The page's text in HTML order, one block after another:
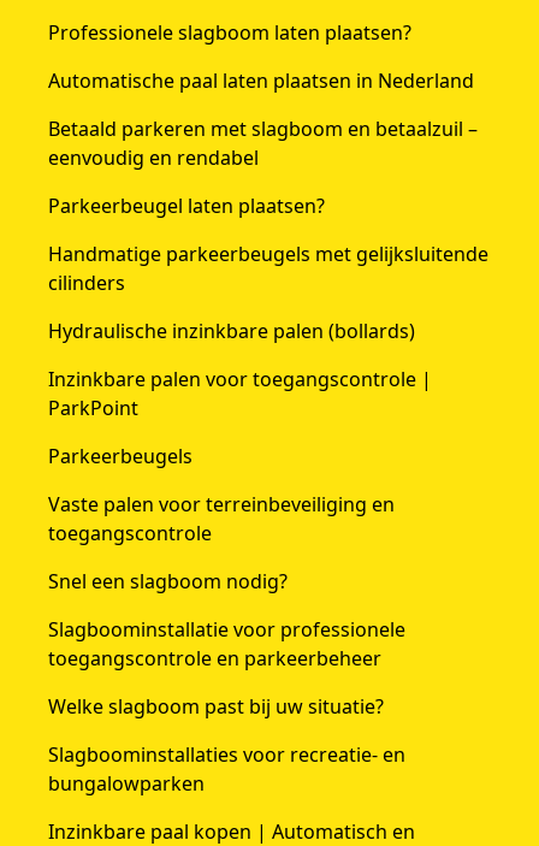
Professionele slagboom laten plaatsen?
Automatische paal laten plaatsen in Nederland
Betaald parkeren met slagboom en betaalzuil –
eenvoudig en rendabel
Parkeerbeugel laten plaatsen?
Handmatige parkeerbeugels met gelijksluitende
cilinders
Hydraulische inzinkbare palen (bollards)
Inzinkbare palen voor toegangscontrole |
ParkPoint
Parkeerbeugels
Vaste palen voor terreinbeveiliging en
toegangscontrole
Snel een slagboom nodig?
Slagboominstallatie voor professionele
toegangscontrole en parkeerbeheer
Welke slagboom past bij uw situatie?
Slagboominstallaties voor recreatie- en
bungalowparken
Inzinkbare paal kopen | Automatisch en